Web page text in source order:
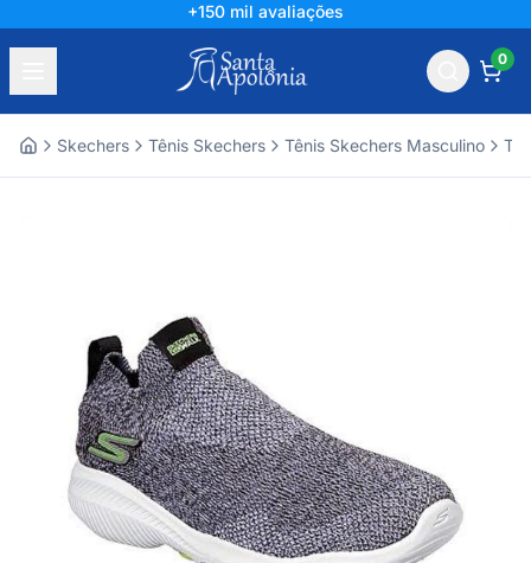
+150 mil avaliações
0
Skechers Tênis Skechers Tênis Skechers Masculino